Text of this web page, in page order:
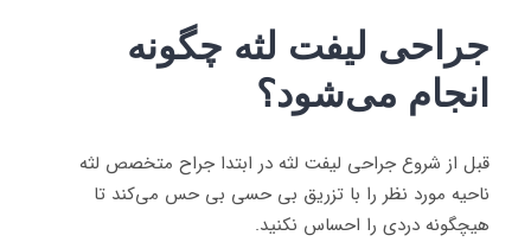
جراحی لیفت لثه چگونه
انجام می‌شود؟
قبل از شروع جراحی لیفت لثه در ابتدا جراح متخصص لثه
ناحیه مورد نظر را با تزریق بی حسی بی حس می‌کند تا
هیچگونه دردی را احساس نکنید.